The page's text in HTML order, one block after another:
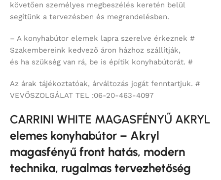
követően személyes megbeszélés keretén belül
segítünk a tervezésben és megrendelésben.
– A konyhabútor elemek lapra szerelve érkeznek #
Szakembereink kedvező áron házhoz szállítják,
és ha szükség van rá, be is építik konyhabútorát. #
Az árak tájékoztatóak, árváltozás jogát fenntartjuk. #
VEVŐSZOLGÁLAT TEL :06-20-463-4097
CARRINI WHITE MAGASFÉNYŰ AKRYL
elemes konyhabútor – Akryl
magasfényű front hatás, modern
technika, rugalmas tervezhetőség